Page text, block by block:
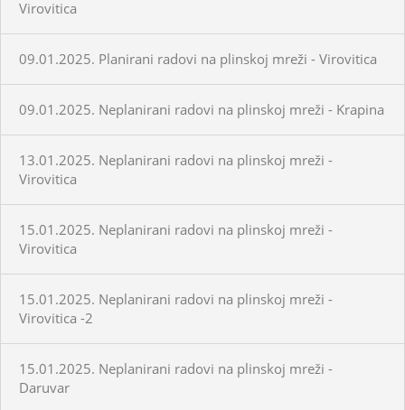
Virovitica
09.01.2025. Planirani radovi na plinskoj mreži - Virovitica
09.01.2025. Neplanirani radovi na plinskoj mreži - Krapina
13.01.2025. Neplanirani radovi na plinskoj mreži -
Virovitica
15.01.2025. Neplanirani radovi na plinskoj mreži -
Virovitica
15.01.2025. Neplanirani radovi na plinskoj mreži -
Virovitica -2
15.01.2025. Neplanirani radovi na plinskoj mreži -
Daruvar